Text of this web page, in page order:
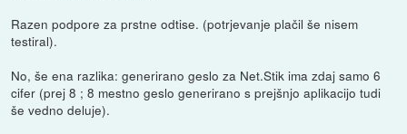
Razen podpore za prstne odtise. (potrjevanje plačil še nisem
testiral).
No, še ena razlika: generirano geslo za Net.Stik ima zdaj samo 6
cifer (prej 8 ; 8 mestno geslo generirano s prejšnjo aplikacijo tudi
še vedno deluje).